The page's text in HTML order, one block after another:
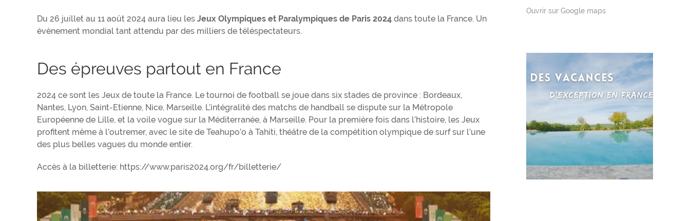
Du 26 juillet au 11 août 2024 aura lieu les Jeux Olympiques et Paralympiques de Paris 2024 dans toute la France. Un
évènement mondial tant attendu par des milliers de téléspectateurs.
Des épreuves partout en France
2024 ce sont les Jeux de toute la France. Le tournoi de football se joue dans six stades de province : Bordeaux,
Nantes, Lyon, Saint-Etienne, Nice, Marseille. L’intégralité des matchs de handball se dispute sur la Métropole
Européenne de Lille, et la voile vogue sur la Méditerranée, à Marseille. Pour la première fois dans l’histoire, les Jeux
profitent même à l’outremer, avec le site de Teahupo’o à Tahiti, théâtre de la compétition olympique de surf sur l’une
des plus belles vagues du monde entier.
Accès à la billetterie: https://www.paris2024.org/fr/billetterie/
Ouvrir sur Google maps